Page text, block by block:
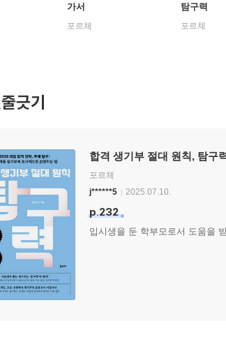
가서
포르체
탐구력
포르체
긋기
합격 생기부 절대 원칙, 탐구
포르체
j******5
2025.07.10.
p.232
입시생을 둔 학부모로서 도움을